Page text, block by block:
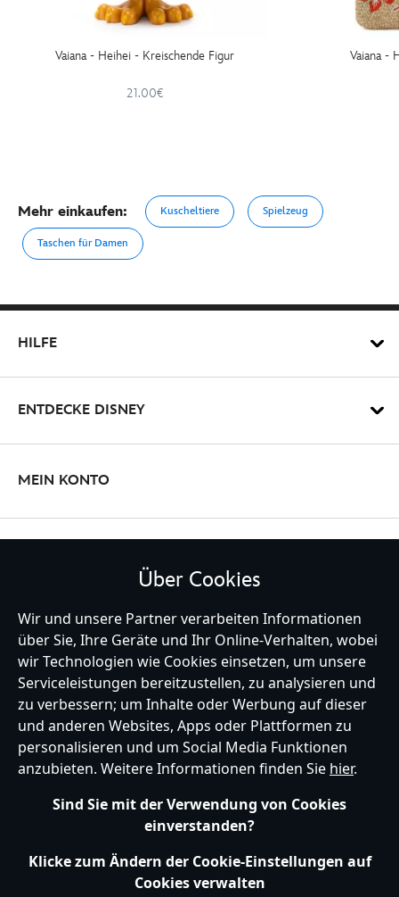
Vaiana - Heihei - Kreischende Figur
21.00€
Vaiana -
Mehr einkaufen: Kuscheltiere Spielzeug
Taschen für Damen
HILFE
ENTDECKE DISNEY
MEIN KONTO
Germany
Hilfe Nutzungsbedingungen Datenschutzerklärung
Site Map
Richtlinien für Cookies
EU Datenschutzhinweis
Impressum
Allgemeine Verkaufsbedingungen
Über Cookies
Wir und unsere Partner verarbeiten Informationen
über Sie, Ihre Geräte und Ihr Online-Verhalten, wobei
wir Technologien wie Cookies einsetzen, um unsere
Serviceleistungen bereitzustellen, zu analysieren und
zu verbessern; um Inhalte oder Werbung auf dieser
und anderen Websites, Apps oder Plattformen zu
personalisieren und um Social Media Funktionen
anzubieten. Weitere Informationen finden Sie hier.
Sind Sie mit der Verwendung von Cookies
einverstanden?
Klicke zum Ändern der Cookie-Einstellungen auf
Cookies verwalten